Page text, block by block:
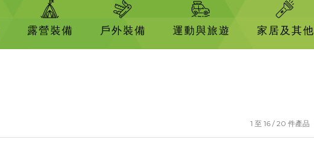
露營裝備 戶外裝備 運動與旅遊 家居及其他
1 至 16 / 20 件產品